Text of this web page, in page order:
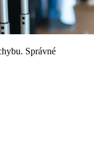
Správné